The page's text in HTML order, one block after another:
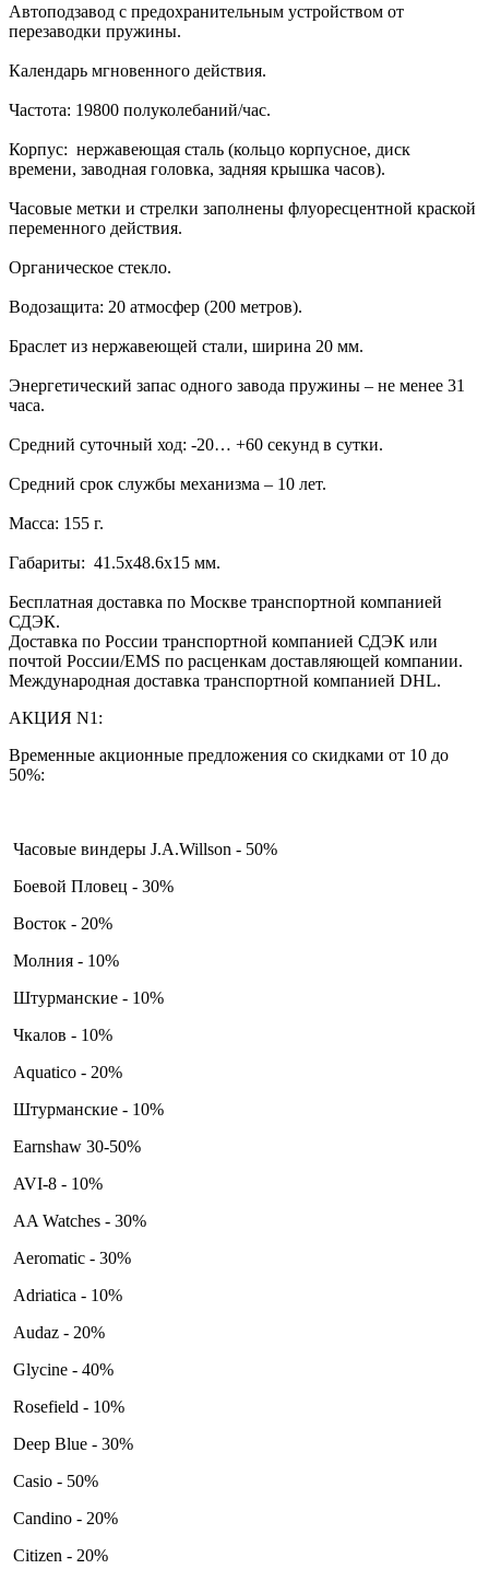
Автоподзавод с предохранительным устройством от
перезаводки пружины.
Календарь мгновенного действия.
Частота: 19800 полуколебаний/час.
Корпус: нержавеющая сталь (кольцо корпусное, диск
времени, заводная головка, задняя крышка часов).
Часовые метки и стрелки заполнены флуоресцентной краской
переменного действия.
Органическое стекло.
Водозащита: 20 атмосфер (200 метров).
Браслет из нержавеющей стали, ширина 20 мм.
Энергетический запас одного завода пружины – не менее 31
часа.
Средний суточный ход: -20… +60 секунд в сутки.
Средний срок службы механизма – 10 лет.
Масса: 155 г.
Габариты: 41.5х48.6х15 мм.
Бесплатная доставка по Москве транспортной компанией
СДЭК.
Доставка по России транспортной компанией СДЭК или
почтой России/EMS по расценкам доставляющей компании.
Международная доставка транспортной компанией DHL.
АКЦИЯ N1:
Временные акционные предложения со скидками от 10 до
50%:
Часовые виндеры J.A.Willson - 50%
Боевой Пловец - 30%
Восток - 20%
Молния - 10%
Штурманские - 10%
Чкалов - 10%
Aquatico - 20%
Штурманские - 10%
Earnshaw 30-50%
AVI-8 - 10%
AA Watches - 30%
Aeromatic - 30%
Adriatica - 10%
Audaz - 20%
Glycine - 40%
Rosefield - 10%
Deep Blue - 30%
Casio - 50%
Candino - 20%
Citizen - 20%